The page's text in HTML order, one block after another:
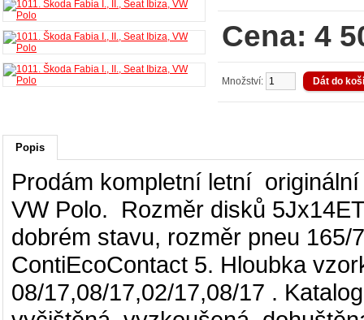
Cena: 4
Množství:
Popis
Prodám kompletní letní
VW Polo.
Rozměr disků 5
dobrém stavu, rozměr pneu 165/
ContiEcoContact 5. Hloubka
08/17,08/17,02/17,08/17 .